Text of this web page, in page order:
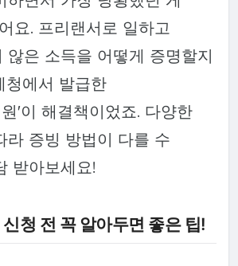
요. 프리랜서로 일하고
않은 소득을 어떻게 증명할지
청에서 발급한
'이 해결책이었죠. 다양한
라 증빙 방법이 다를 수
받아보세요!
청 전 꼭 알아두면 좋은 팁!